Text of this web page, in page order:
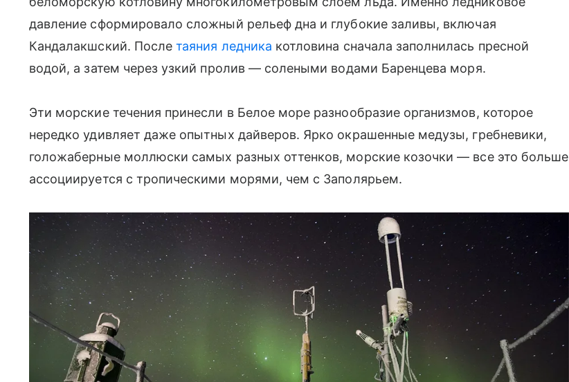
давление сформировало сложный рельеф дна и глубокие заливы, включая
Кандалакшский. Послетаяния ледника котловина сначала заполнилась пресной
водой, а затем через узкий пролив — солеными водами Баренцева моря.
Эти морские течения принесли в Белое море разнообразие организмов, которое
нередко удивляет даже опытных дайверов. Ярко окрашенные медузы, гребневики,
голожаберные моллюски самых разных оттенков, морские козочки — все это больше
ассоциируется с тропическими морями, чем с Заполярьем.